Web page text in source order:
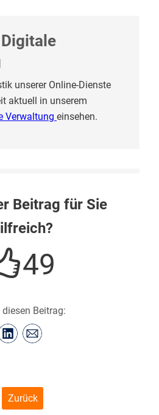
unserer Online-Dienste
aktuell in unserem
Verwaltung einsehen.
Beitrag für Sie
49
diesen Beitrag:
Zurück